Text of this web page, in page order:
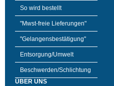
So wird bestellt
"Mwst-freie Lieferungen"
"Gelangensbestätigung"
Entsorgung/Umwelt
Beschwerden/Schlichtung
ÜBER UNS